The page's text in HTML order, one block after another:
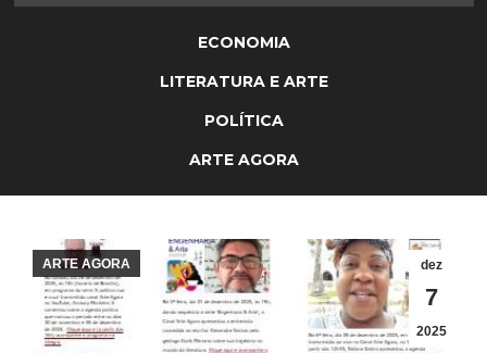
ECONOMIA
LITERATURA E ARTE
POLÍTICA
ARTE AGORA
dez
7
2025
ARTE AGORA